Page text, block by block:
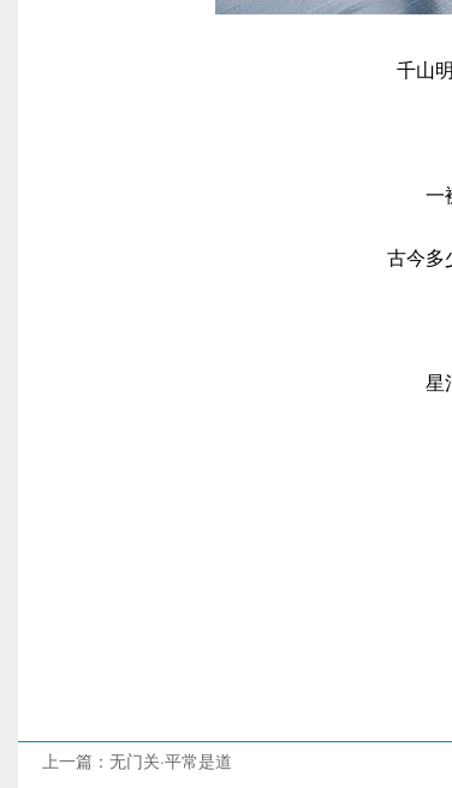
千山
一
古今多
星
上一篇： 无门关·平常是道